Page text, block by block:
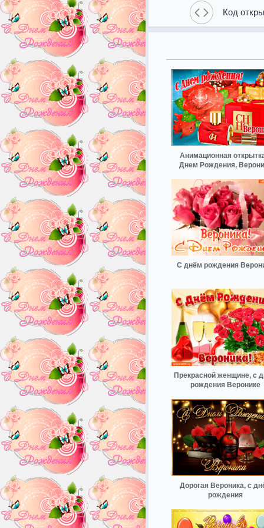
Код
Анимационная
Днем Рождения,
С днём рождения
Прекрасной женщине, с
рождения Веронике
Дорогая Вероника, с
рождения